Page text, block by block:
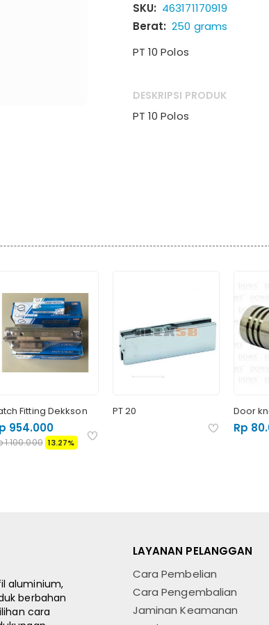
SKU: 463171170919
Berat: 250 grams
PT 10 Polos
DESKRIPSI PRODUK
PT 10 Polos
Fitting Dekkson
954.000
1.100.000 13.27%
PT 20 Door
Rp
aluminium,
berbahan
cara
LAYANAN PELANGGAN
Cara Pembelian
Cara Pengembalian
Jaminan Keamanan